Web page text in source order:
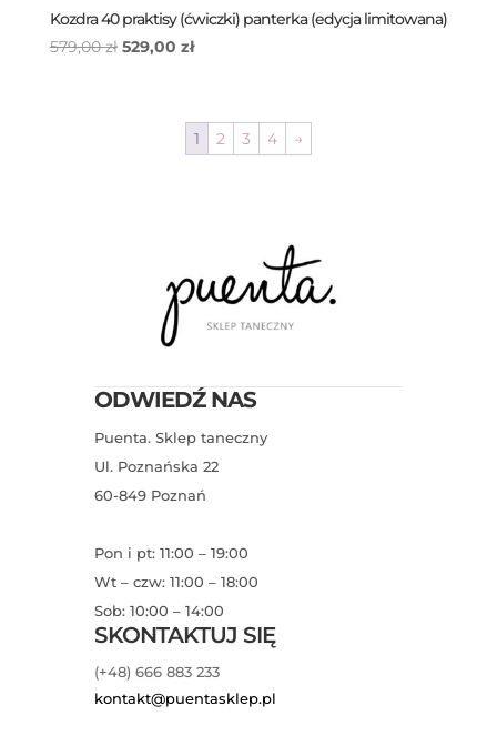
Kozdra 40 praktisy (ćwiczki) panterka (edycja limitowana)
579,00zł Pierwotna
579,00 zł.
529,00 złAktualna
529,00 zł.
1
2 3 4 →
ODWIEDŹ NAS
Puenta. Sklep taneczny
Ul. Poznańska 22
60-849 Poznań
Pon i pt: 11:00 – 19:00
Wt – czw: 11:00 – 18:00
Sob: 10:00 – 14:00
SKONTAKTUJ SIĘ
(+48) 666 883 233
kontakt@puentasklep.pl